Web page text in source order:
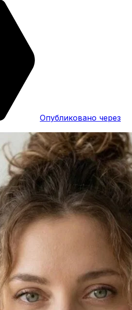
Опубликовано через